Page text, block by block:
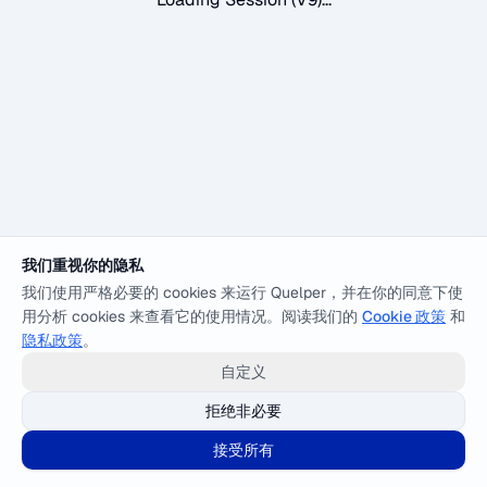
我们重视你的隐私
我们使用严格必要的 cookies 来运行 Quelper，并在你的同意下使
用分析 cookies 来查看它的使用情况。阅读我们的 Cookie 政策 和
隐私政策。
自定义
拒绝非必要
接受所有